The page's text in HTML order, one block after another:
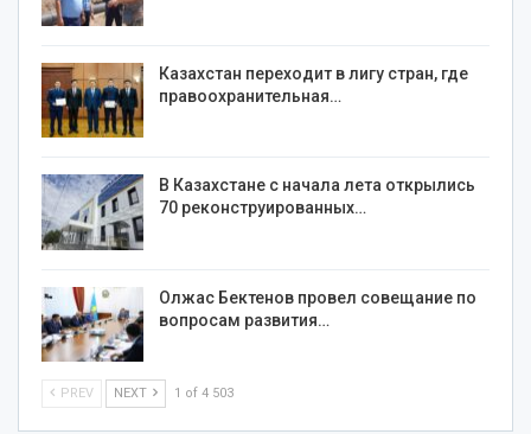
Казахстан переходит в лигу стран, где
правоохранительная…
В Казахстане с начала лета открылись
70 реконструированных…
Олжас Бектенов провел совещание по
вопросам развития…
PREV NEXT 1 of 4 503